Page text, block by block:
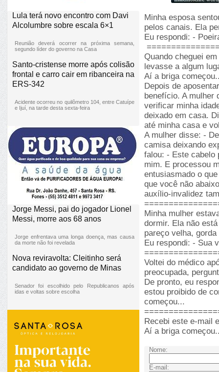
Lula terá novo encontro com Davi
Alcolumbre sobre escala 6×1
Reunião deverá ocorrer na próxima semana,
segundo líder do governo na Casa
Santo-cristense morre após colisão
frontal e carro cair em ribanceira na
ERS-342
Acidente ocorreu no quilômetro 104, entre Catuípe
e Ijuí, na tarde desta sexta-feira
Jorge Messi, pai do jogador Lionel
Messi, morre aos 68 anos
Jorge enfrentava uma longa doença, mas causa
da morte não foi revelada
Nova reviravolta: Cleitinho será
candidato ao governo de Minas
Senador foi escolhido pelo Republicanos após
idas e voltas sobre escolha
Minha esposa
pelos canais. Ela
Eu respondi: -
Quando cheguei
levasse a algum
Aí a briga
Depois de
benefício. A mulher
verificar minha
deixado em casa.
até minha casa e
A mulher disse: -
camisa deixando
falou: - Este cabelo
mim. E processou
entusiasmado o
que você não
auxílio-invalidez
Minha mulher
dormir. Ela não
pareço velha,
Eu respondi: - Sua
Voltei do médico
preocupada,
De pronto, eu
estou proibido de
começou...
Recebi este e-mail
Aí a briga
Nome:
E-mail: